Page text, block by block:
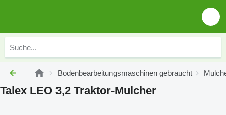
Bodenbearbeitungsmaschinen gebraucht
Talex LEO 3,2 Traktor-Mulcher